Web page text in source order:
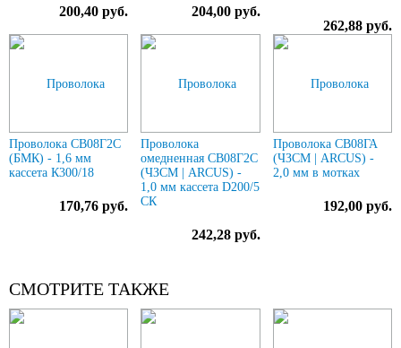
200,40 руб. 204,00 руб.
262,88 руб.
Проволока СВ08Г2С
(БМК) - 1,6 мм
кассета К300/18
170,76 руб.
Проволока
омедненная СВ08Г2С
(ЧЗСМ | ARCUS) -
1,0 мм кассета D200/5
СК
242,28 руб.
Проволока СВ08ГА
(ЧЗСМ | ARCUS) -
2,0 мм в мотках
192,00 руб.
СМОТРИТЕ ТАКЖЕ